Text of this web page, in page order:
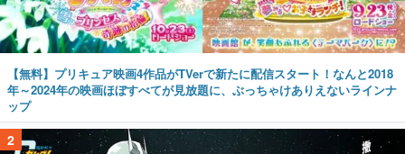
【無料】プリキュア映画4作品がTVerで新たに配信スタート！なんと2018
年～2024年の映画ほぼすべてが見放題に、ぶっちゃけありえないラインナ
ップ
2